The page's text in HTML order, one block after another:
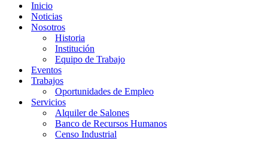
Inicio
Noticias
Nosotros
Historia
Institución
Equipo de Trabajo
Eventos
Trabajos
Oportunidades de Empleo
Servicios
Alquiler de Salones
Banco de Recursos Humanos
Censo Industrial